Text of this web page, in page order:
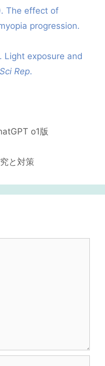
The effect of
progression.
Light exposure and
Sci Rep.
o1版
と対策